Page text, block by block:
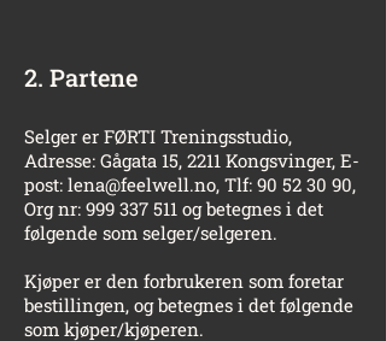
2. Partene
Selger er FØRTI Treningsstudio,
Adresse: Gågata 15, 2211 Kongsvinger, E-
post: lena@feelwell.no, Tlf: 90 52 30 90,
Org nr: 999 337 511 og betegnes i det
følgende som selger/selgeren.
Kjøper er den forbrukeren som foretar
bestillingen, og betegnes i det følgende
som kjøper/kjøperen.